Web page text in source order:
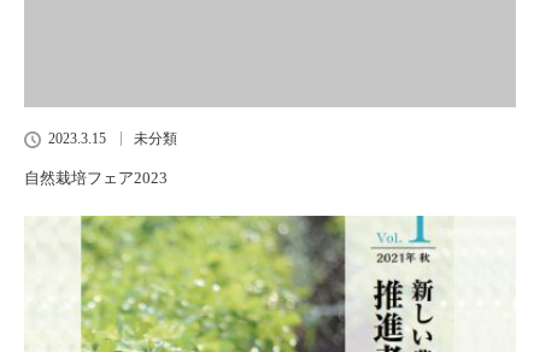
2023.3.15 未分類
自然栽培フェア2023